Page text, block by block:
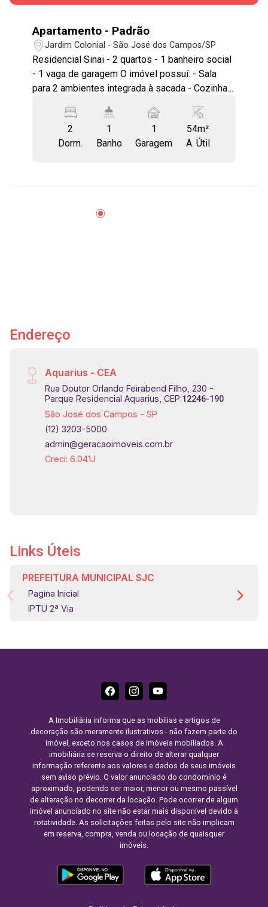
Apartamento - Padrão
Jardim Colonial - São José dos Campos/SP
Residencial Sinai - 2 quartos - 1 banheiro social
- 1 vaga de garagem O imóvel possuí: - Sala
para 2 ambientes integrada à sacada - Cozinha -
Piscina - Área gourmet - Salão de festas -
Portaria remota 24h Alguns diferenciais do
condomínio: - Isolamento Acústico com lajes de
Reaproveitamento da água da chuva -
2
Dorm.
1
Banho
1
Garagem
54m²
A. Útil
Endereço
Aquarius - CEA
Rua Doutor Orlando Feirabend Filho, 230 -
Parque Residencial Aquarius, CEP:12246-190
São José dos Campos - SP
(12) 3203-5000
admin@geracaoimoveis.com.br
Creci: 6.041J
Links Úteis
PREFEITURA MUNICIPAL SJC
Pagina Inicial
IPTU 2ª Via
A Imobiliária informa que as mobílias e artigos de
decoração são meramente ilustrativos - não fazem parte do
imóvel, exceto nos casos de imóveis mobiliados. A
imobiliária se reserva o direito de alterar qualquer
informação referente aos valores e dados de seus imóveis
sem aviso prévio. O valor anunciado do condomínio é
aproximado, podendo ser maior, menor ou mesmo passível
de alteração no decorrer da locação. Pode ocorrer de algum
imóvel anunciado no site não estar mais disponível devido à
rotatividade. As solicitações feitas pelo site não implicam
em reserva, compra, venda ou locação de quaisquer
imóveis.